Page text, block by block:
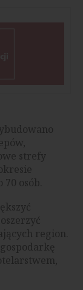
strefy
osób.
region.